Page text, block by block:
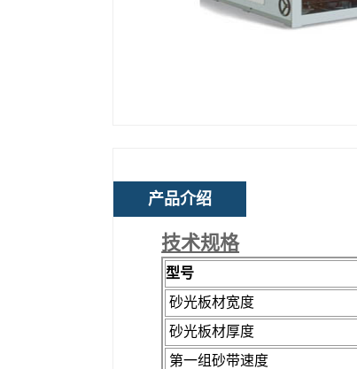
产品介绍
技术规格
型号
砂光板材宽度
砂光板材厚度
第一组砂带速度